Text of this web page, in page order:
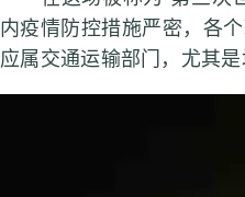
内疫情防控措施严密，各
应属交通运输部门，尤其